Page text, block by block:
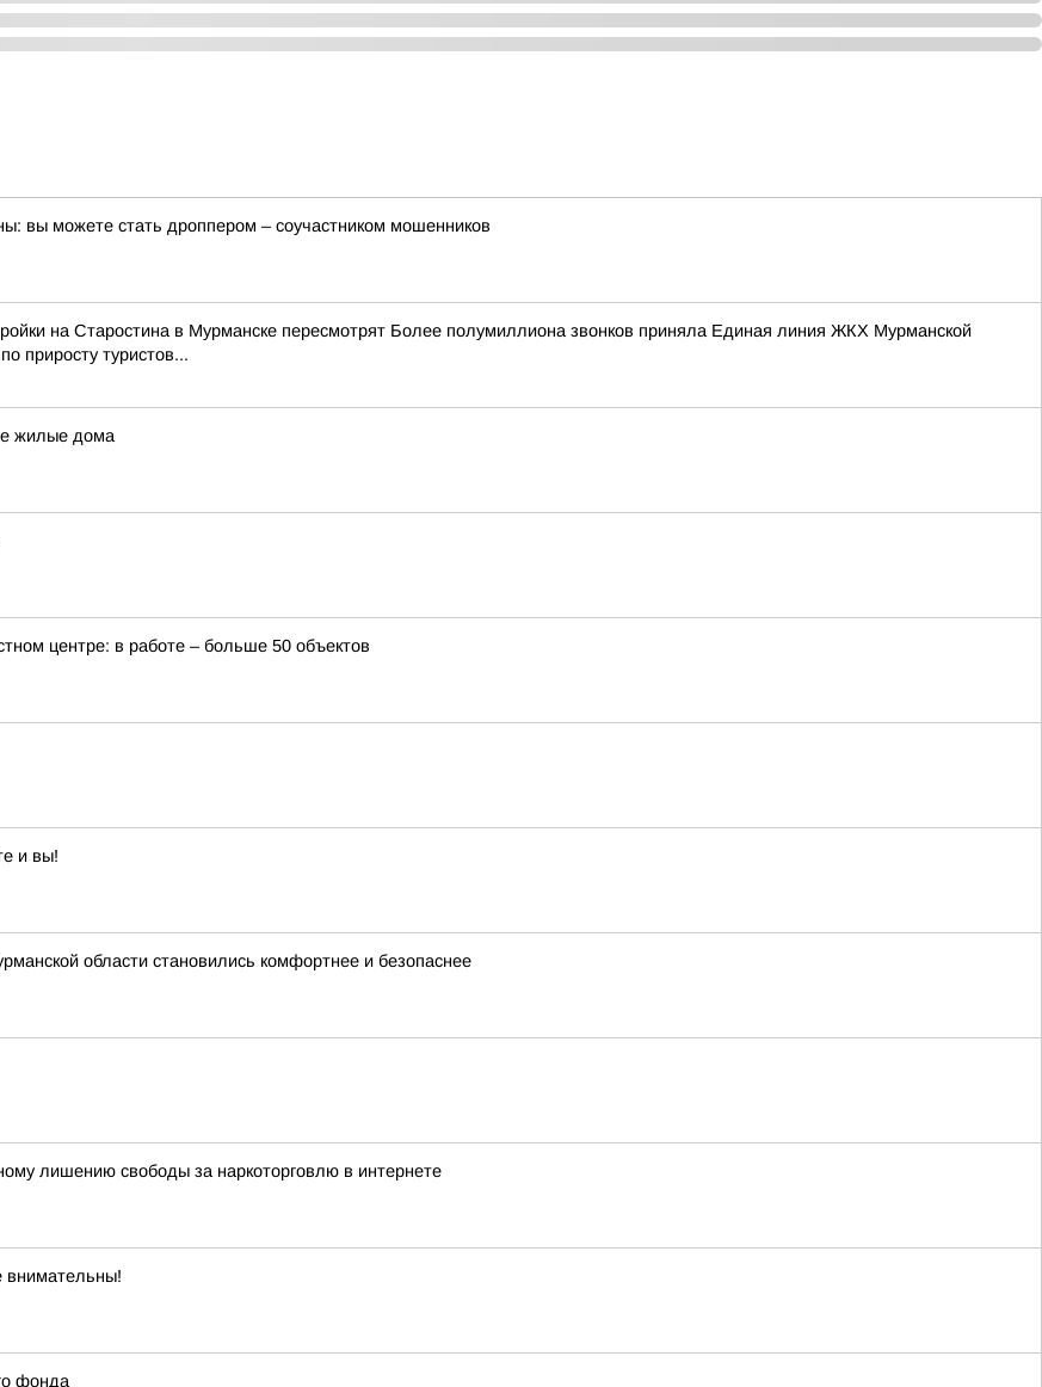
вы можете стать дроппером – соучастником мошенников
на Старостина в Мурманске пересмотрят Более полумиллиона звонков приняла Единая линия ЖКХ Мурманской
приросту туристов...
жилые дома
центре: в работе – больше 50 объектов
и вы!
области становились комфортнее и безопаснее
лишению свободы за наркоторговлю в интернете
внимательны!
фонда